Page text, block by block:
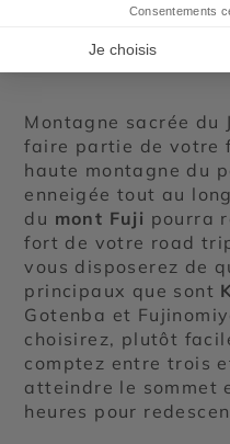
inoubliable
Montagne sacrée du
faire partie de votre
haute montagne du
enneigée tout au
du mont Fuji pourra
fort de votre road
vous disposerez de
principaux que sont
Gotenba et
choisirez, plutôt
comptez entre trois
atteindre le sommet
heures pour